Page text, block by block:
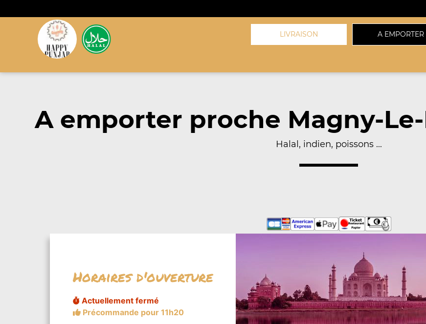
LIVRAISON A EMPORTER
A emporter proche Magny-
Halal, indien, poissons ...
Horaires d'ouverture
Actuellement fermé
Précommande pour 11h20